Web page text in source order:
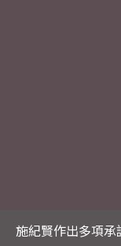
施紀賢作出多項